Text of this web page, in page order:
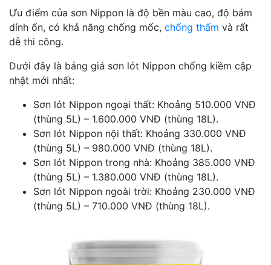
Ưu điểm của sơn Nippon là độ bền màu cao, độ bám
dính ổn, có khả năng chống mốc, chống thấm và rất
dễ thi công.
Dưới đây là bảng giá sơn lót Nippon chống kiềm cập
nhật mới nhất:
Sơn lót Nippon ngoại thất: Khoảng 510.000 VNĐ
(thùng 5L) – 1.600.000 VNĐ (thùng 18L).
Sơn lót Nippon nội thất: Khoảng 330.000 VNĐ
(thùng 5L) – 980.000 VNĐ (thùng 18L).
Sơn lót Nippon trong nhà: Khoảng 385.000 VNĐ
(thùng 5L) – 1.380.000 VNĐ (thùng 18L).
Sơn lót Nippon ngoài trời: Khoảng 230.000 VNĐ
(thùng 5L) – 710.000 VNĐ (thùng 18L).